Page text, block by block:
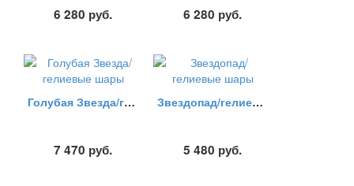
6 280 руб. 6 280 руб.
Голубая Звезда/гелиевые шары
7 470 руб.
Звездопад/гелиевые шары
5 480 руб.